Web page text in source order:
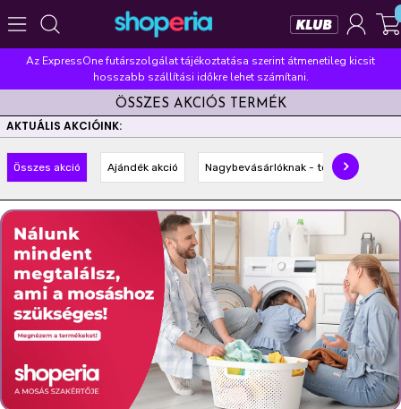
Népszerű kategóriák
Szépségápolás Élelmiszer Mosás Mosogatás
Takarítás Baba-mama
Népszerű márkák
Pampers Lenor Violeta Coccolino Silan
Népszerű keresések
leukoplast lenor finish pampers
Az ExpressOne futárszolgálat tájékoztatása szerint átmenetileg kicsit
hosszabb szállítási időkre lehet számítani.
ÖSSZES AKCIÓS TERMÉK
AKTUÁLIS AKCIÓINK:
Összes akció Ajándék akció Nagybevásárlóknak - többet